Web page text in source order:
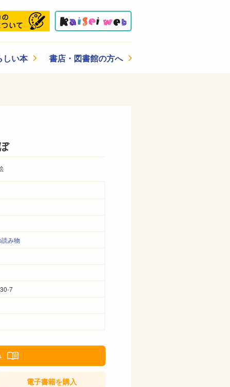
しい本 書店・図書館の方へ
読み物
7
電子書籍を購入